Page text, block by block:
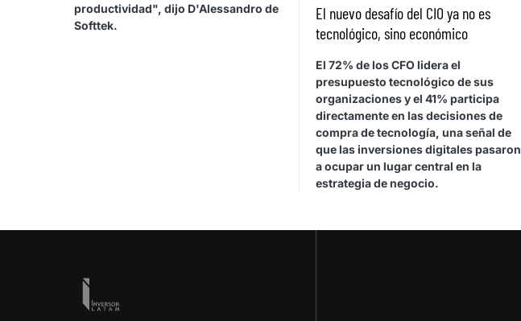
productividad", dijo D'Alessandro de
Softtek.
El nuevo desafío del CIO ya no es
tecnológico, sino económico
El 72% de los CFO lidera el
presupuesto tecnológico de sus
organizaciones y el 41% participa
directamente en las decisiones de
compra de tecnología, una señal de
que las inversiones digitales pasaron
a ocupar un lugar central en la
estrategia de negocio.